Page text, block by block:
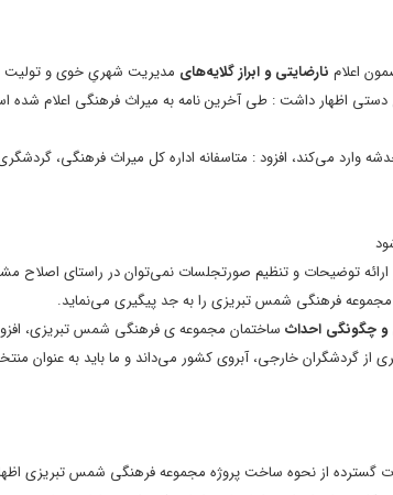
اعلام نارضایتی و ابراز گلایه‌های مدیریت شهریِ خوی و تولیت
اظهار داشت : طی آخرین نامه به میراث فرهنگی اعلام شده
وارد می‌کند، افزود : متاسفانه اداره کل میراث فرهنگی،
توضیحات و تنظیم صورتجلسات نمی‌توان در راستای اصلاح
فرهنگی شمس تبریزی را به جد پیگیری می‌نماید.
و چگونگی احداث ساختمان مجموعه ی فرهنگی شمس تبریزی،
از گردشگران خارجی، آبروی کشور می‌داند و ما باید به عنوان
گسترده از نحوه ساخت پروژه مجموعه فرهنگی شمس تبریزی